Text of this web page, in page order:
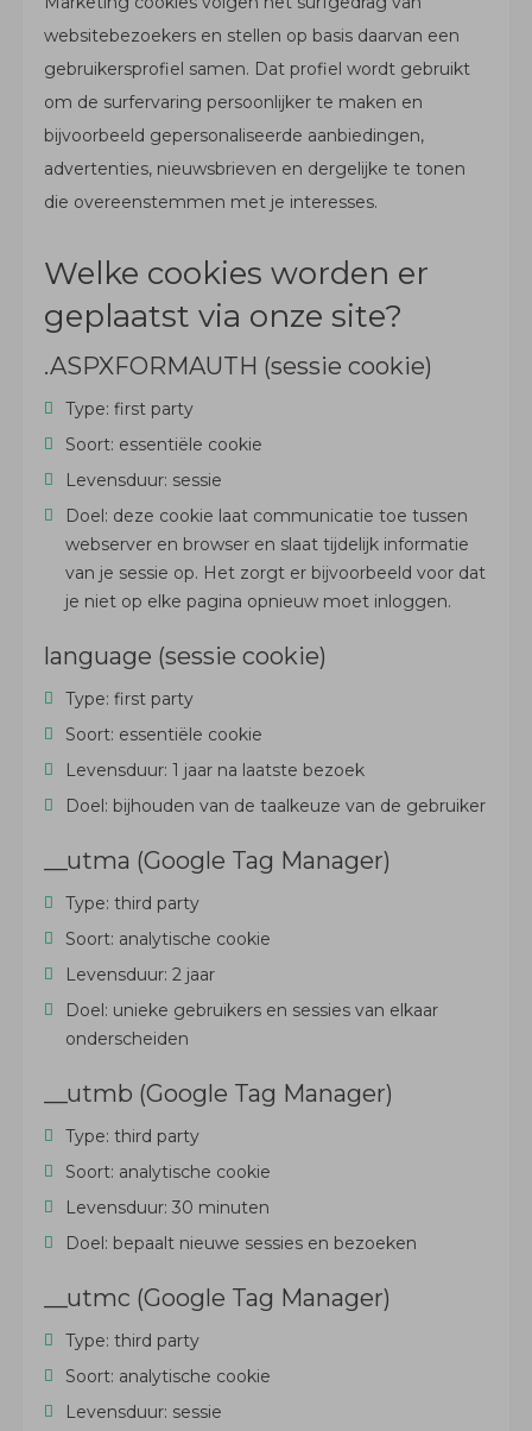
websitebezoekers en stellen op basis daarvan een
gebruikersprofiel samen. Dat profiel wordt gebruikt
om de surfervaring persoonlijker te maken en
bijvoorbeeld gepersonaliseerde aanbiedingen,
advertenties, nieuwsbrieven en dergelijke te tonen
die overeenstemmen met je interesses.
Welke cookies worden er
geplaatst via onze site?
.ASPXFORMAUTH (sessie cookie)
Type: first party
Soort: essentiële cookie
Levensduur: sessie
Doel: deze cookie laat communicatie toe tussen
webserver en browser en slaat tijdelijk informatie
van je sessie op. Het zorgt er bijvoorbeeld voor dat
je niet op elke pagina opnieuw moet inloggen.
language (sessie cookie)
Type: first party
Soort: essentiële cookie
Levensduur: 1 jaar na laatste bezoek
Doel: bijhouden van de taalkeuze van de gebruiker
__utma (Google Tag Manager)
Type: third party
Soort: analytische cookie
Levensduur: 2 jaar
Doel: unieke gebruikers en sessies van elkaar
onderscheiden
__utmb (Google Tag Manager)
Type: third party
Soort: analytische cookie
­Levensduur: 30 minuten
Doel: bepaalt nieuwe sessies en bezoeken
​​__utmc (Google Tag Manager)
Type: third party
Soort: analytische cookie
Levensduur: sessie